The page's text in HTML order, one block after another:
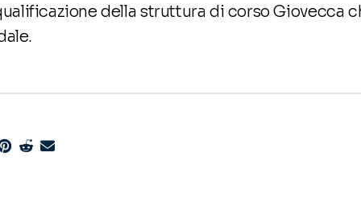
della struttura di corso Giovecca